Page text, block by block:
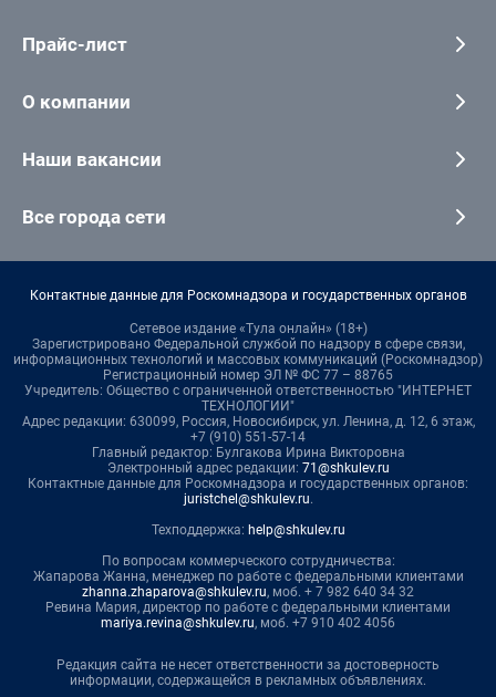
Прайс-лист
О компании
Наши вакансии
Все города сети
Контактные данные для Роскомнадзора и государственных органов
Сетевое издание «Тула онлайн» (18+)
Зарегистрировано Федеральной службой по надзору в сфере связи,
информационных технологий и массовых коммуникаций (Роскомнадзор)
Регистрационный номер ЭЛ № ФС 77 – 88765
Учредитель: Общество с ограниченной ответственностью "ИНТЕРНЕТ
ТЕХНОЛОГИИ"
Адрес редакции: 630099, Россия, Новосибирск, ул. Ленина, д. 12, 6 этаж,
+7 (910) 551-57-14
Главный редактор: Булгакова Ирина Викторовна
Электронный адрес редакции: 71@shkulev.ru
Контактные данные для Роскомнадзора и государственных органов:
juristchel@shkulev.ru.
Техподдержка: help@shkulev.ru
По вопросам коммерческого сотрудничества:
Жапарова Жанна, менеджер по работе с федеральными клиентами
zhanna.zhaparova@shkulev.ru, моб. + 7 982 640 34 32
Ревина Мария, директор по работе с федеральными клиентами
mariya.revina@shkulev.ru, моб. +7 910 402 4056
Редакция сайта не несет ответственности за достоверность
информации, содержащейся в рекламных объявлениях.